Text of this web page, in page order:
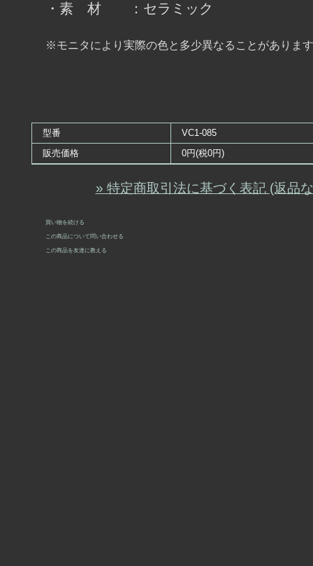
・素 材 ：セラミック
※モニタにより実際の色と多少異なることがありま
型番
VC1-085
販売価格
0円(税0円)
» 特定商取引法に基づく表記 (返品
買い物を続ける
この商品について問い合わせる
この商品を友達に教える